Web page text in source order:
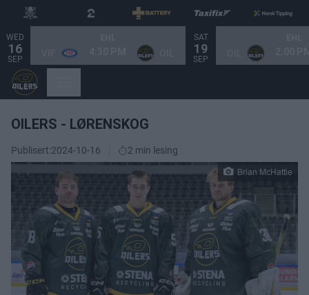
WED
16
SEP
SAT
19
SEP
OILERS - LØRENSKOG
Publisert:2024-10-16 2 min lesing
Brian McHattie